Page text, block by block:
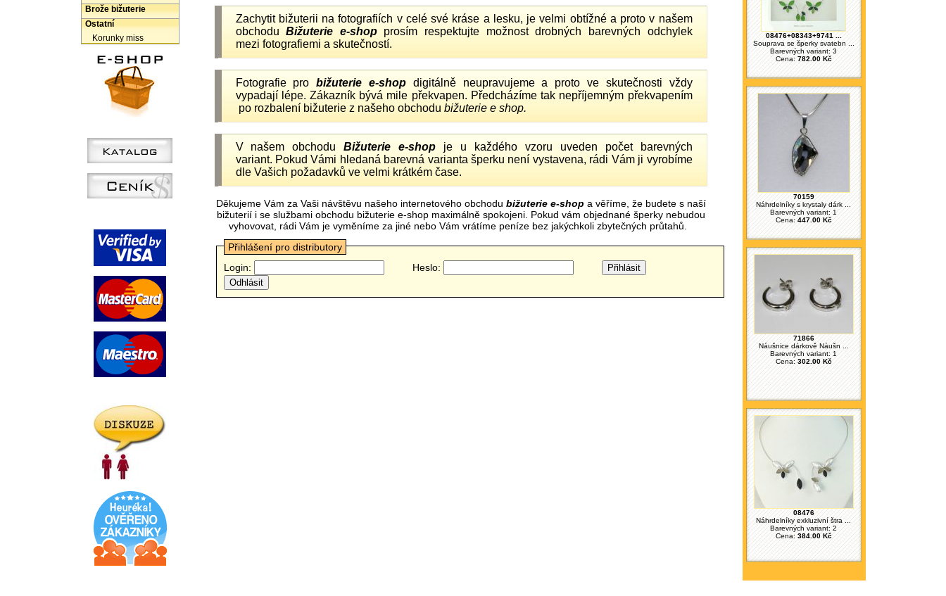
08476+08343+9741 ...
Souprava se šperky svatebn ...
Barevných variant: 3
Cena: 782.00 Kč
70159
Náhrdelníky s krystaly dárk ...
Barevných variant: 1
Cena: 447.00 Kč
71866
Náušnice dárkově Náušn ...
Barevných variant: 1
Cena: 302.00 Kč
08476
Náhrdelníky exkluzivní štra ...
Barevných variant: 2
Cena: 384.00 Kč
Brože bižuterie
Ostatní
Korunky miss
Zachytit bižuterii na fotografiích v celé své kráse a lesku, je velmi obtížné a proto v našem
obchoduBižuterie e-shopprosím respektujte možnost drobných barevných odchylek
mezi fotografiemi a skutečností.
Fotografie probižuterie e-shopdigitálně neupravujeme a proto ve skutečnosti vždy
vypadají lépe. Zákazník bývá mile překvapen. Předcházíme tak nepříjemným překvapením
po rozbalení bižuterie z našeho obchodu bižuterie e shop.
V našem obchoduBižuterie e-shop je u každého vzoru uveden počet barevných
variant. Pokud Vámi hledaná barevná varianta šperku není vystavena, rádi Vám ji vyrobíme
dle Vašich požadavků ve velmi krátkém čase.
Děkujeme Vám za Vaši návštěvu našeho internetového obchodu bižuterie e-shop a věříme, že budete s naší
bižuterií i se službami obchodu bižuterie e-shop maximálně spokojeni. Pokud vám objednané šperky nebudou
vyhovovat, rádi Vám je vyměníme za jiné nebo Vám vrátíme peníze bez jakýchkoli zbytečných průtahů.
Přihlášení pro distributory
Login:
Heslo: